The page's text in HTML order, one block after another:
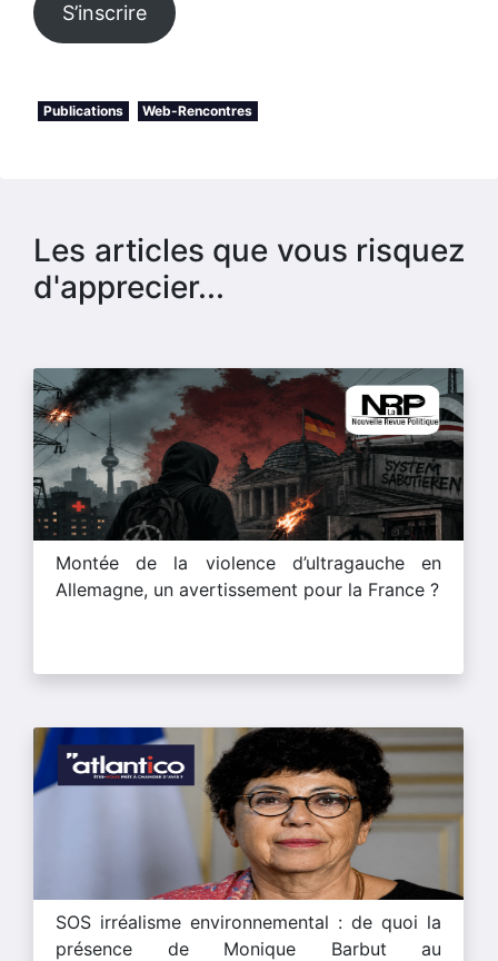
S’inscrire
Publications Web-Rencontres
Les articles que vous risquez
d'apprecier...
Montée de la violence d’ultragauche en
Allemagne, un avertissement pour la France ?
SOS irréalisme environnemental : de quoi la
présence de Monique Barbut au